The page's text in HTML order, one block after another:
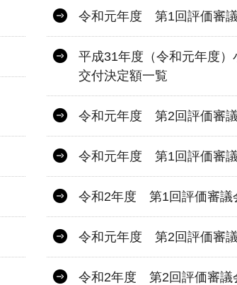
令和元年度 第1回評価審
平成31年度（令和元年度
交付決定額一覧
令和元年度 第2回評価審
令和元年度 第1回評価審
令和2年度 第1回評価審
令和元年度 第2回評価審
令和2年度 第2回評価審